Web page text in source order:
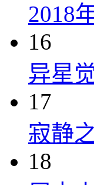
2018
16
异星
17
寂静
18